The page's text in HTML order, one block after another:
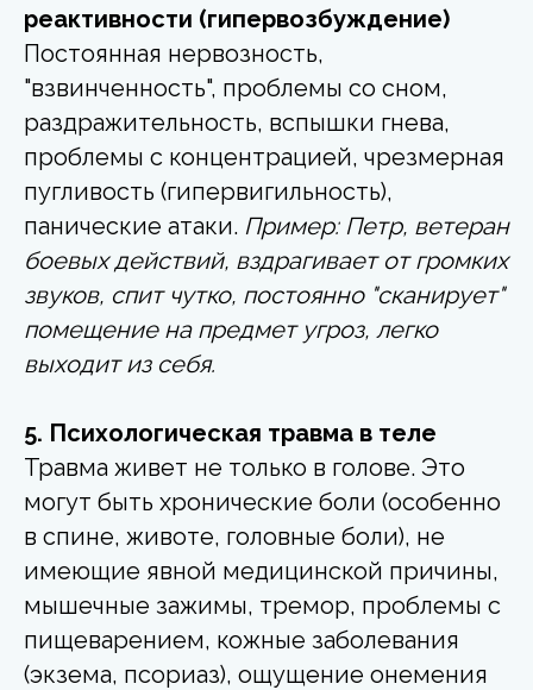
реактивности (гипервозбуждение)
Постоянная нервозность,
"взвинченность", проблемы со сном,
раздражительность, вспышки гнева,
проблемы с концентрацией, чрезмерная
пугливость (гипервигильность),
панические атаки. Пример: Петр, ветеран
боевых действий, вздрагивает от громких
звуков, спит чутко, постоянно "сканирует"
помещение на предмет угроз, легко
выходит из себя.
5. Психологическая травма в теле
Травма живет не только в голове. Это
могут быть хронические боли (особенно
в спине, животе, головные боли), не
имеющие явной медицинской причины,
мышечные зажимы, тремор, проблемы с
пищеварением, кожные заболевания
(экзема, псориаз), ощущение онемения